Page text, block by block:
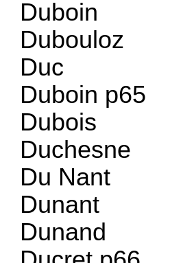
Duboin
Dubouloz
Duc
Duboin p65
Dubois
Duchesne
Du Nant
Dunant
Dunand